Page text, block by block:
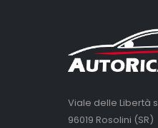
Viale delle Libertà
96019 Rosolini (SR)